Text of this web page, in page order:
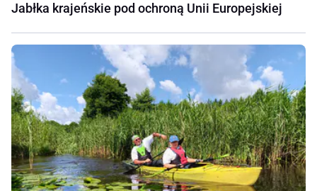
Jabłka krajeńskie pod ochroną Unii Europejskiej